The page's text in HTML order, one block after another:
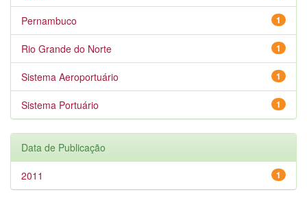
1
Pernambuco
1
Rio Grande do Norte
1
Sistema Aeroportuário
1
Sistema Portuário
Data de Publicação
1
2011